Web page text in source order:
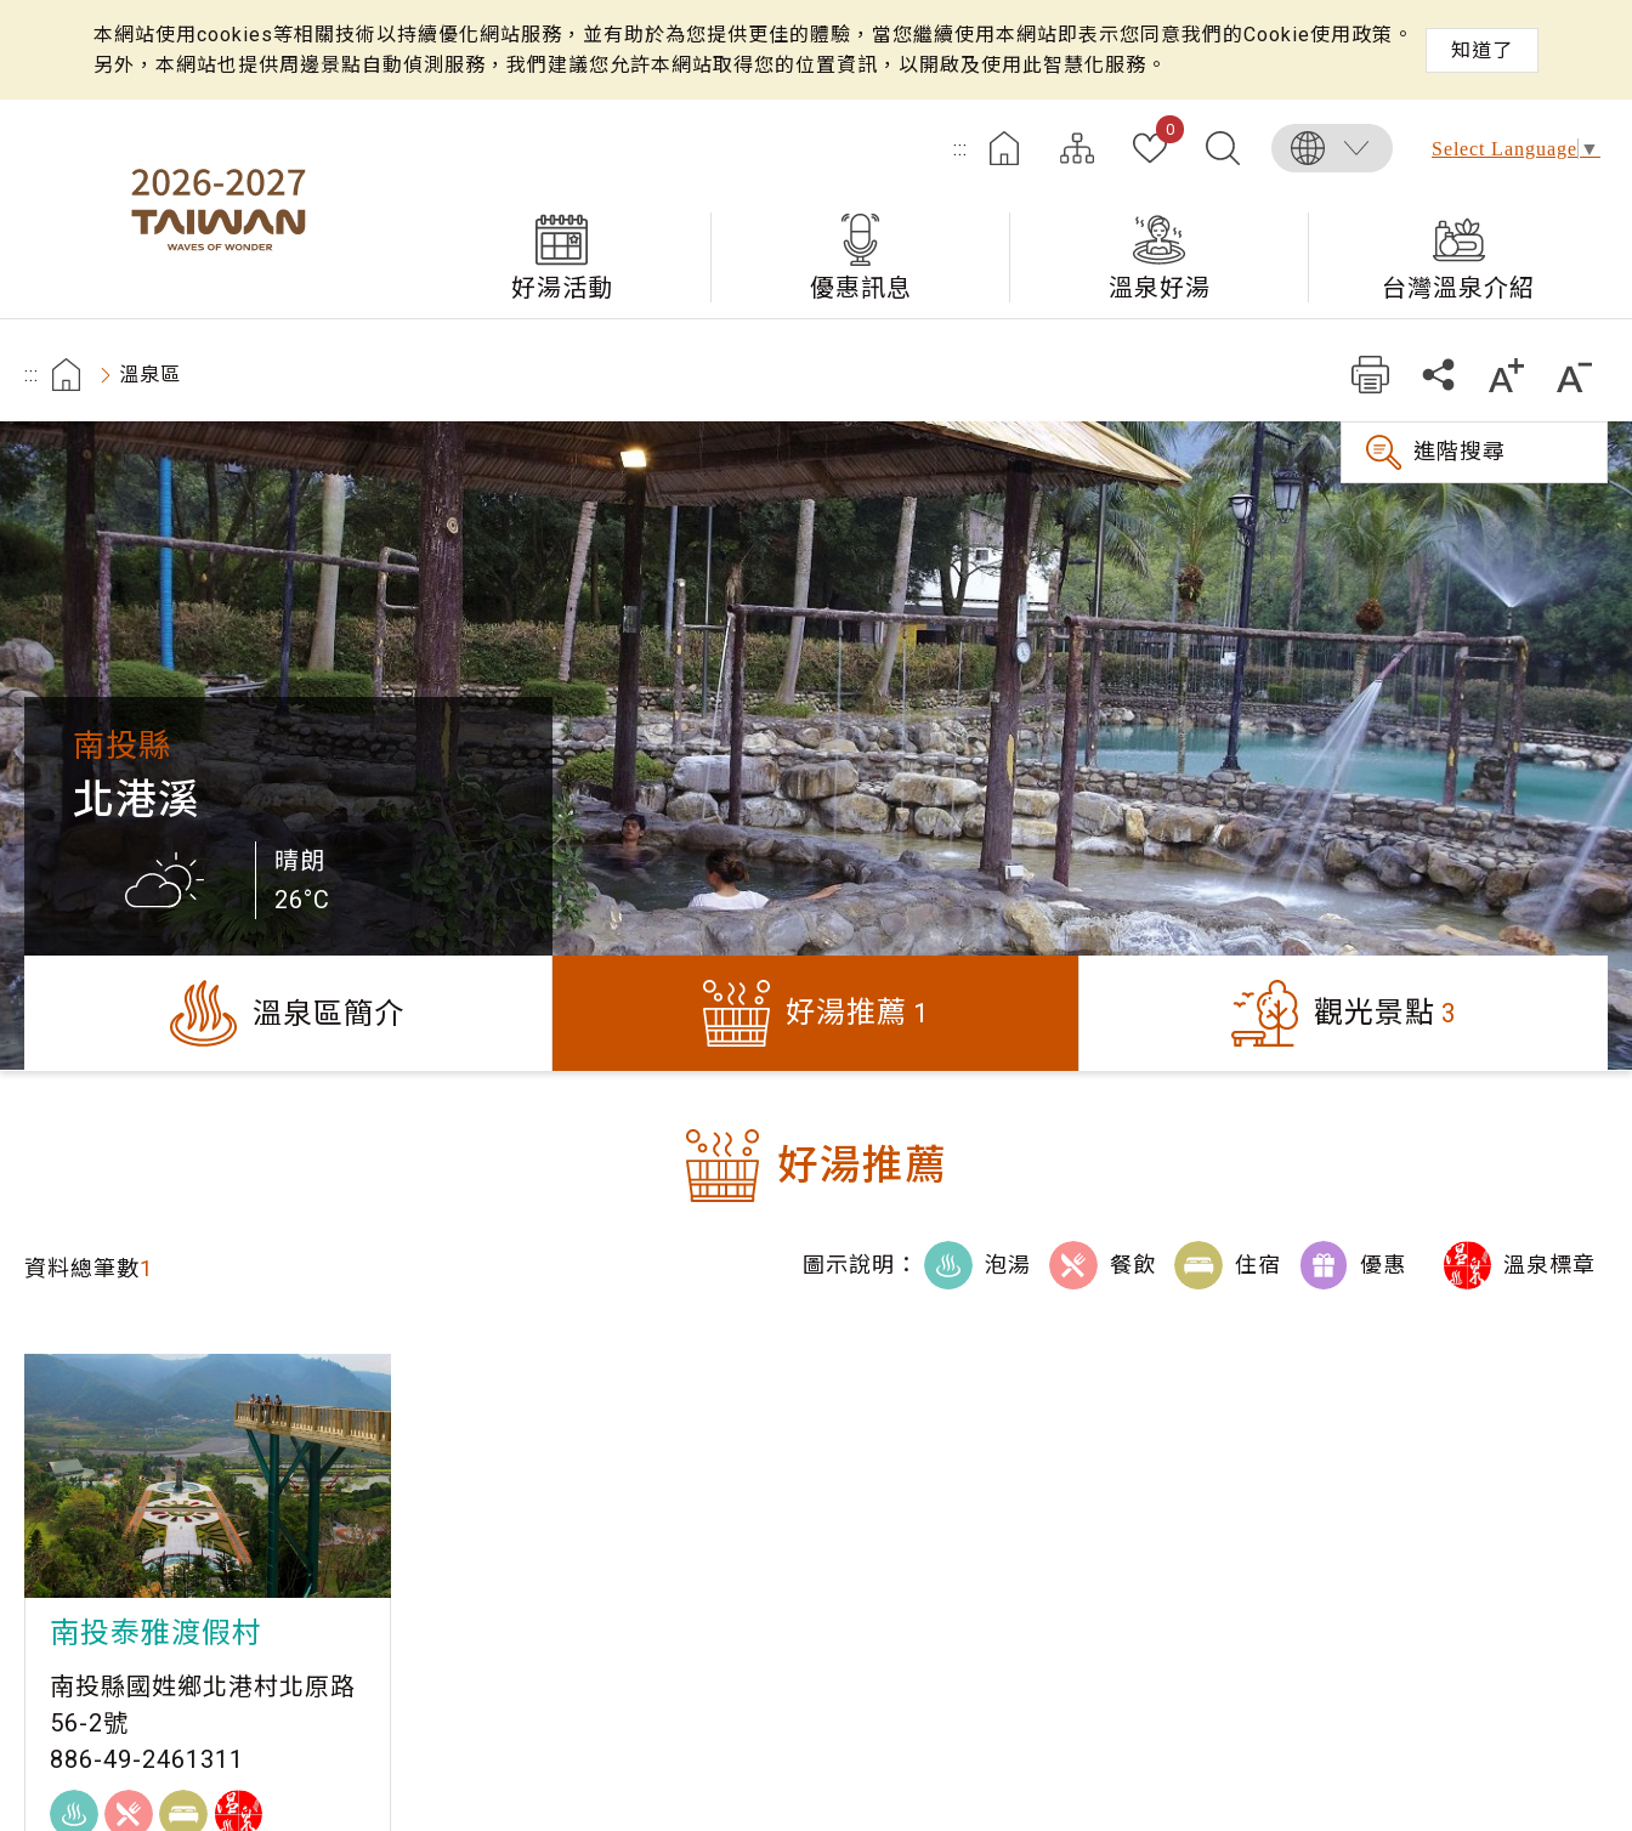
本網站使用cookies等相關技術以持續優化網站服務，並有助於為您提供更佳的體驗，當您繼續使用本網站即表示您同意我們的Cookie使用政策。
另外，本網站也提供周邊景點自動偵測服務，我們建議您允許本網站取得您的位置資訊，以開啟及使用此智慧化服務。
知道了
:::
0
Select Language ▼
好湯活動 優惠訊息 溫泉好湯 台灣溫泉介紹
::: 溫泉區
進階搜尋
南投縣
北港溪
晴朗
26°C
溫泉區簡介 好湯推薦 1 觀光景點 3
好湯推薦
資料總筆數1 圖示說明： 泡湯 餐飲 住宿 優惠 溫泉標章
南投泰雅渡假村
南投縣國姓鄉北港村北原路
56-2號
886-49-2461311